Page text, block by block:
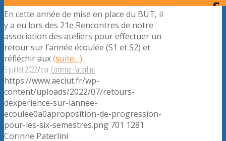
En cette année de mise en place du BUT, il
y a eu lors des 21e Rencontres de notre
association des ateliers pour effectuer un
retour sur l’année écoulée (S1 et S2) et
réfléchir aux(suite…)
5 juillet 2022/parCorinne Paterlini
https://www.aeciut.fr/wp-
content/uploads/2022/07/retours-
dexperience-sur-lannee-
ecoulee0a0aproposition-de-progression-
pour-les-six-semestres.png 701 1281
Corinne Paterlini